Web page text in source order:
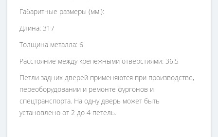
Габаритные размеры (мм.):
Длина: 317
Толщина металла: 6
Расстояние между крепежными отверстиями: 36.5
Петли задних дверей применяются при производстве,
переоборудовании и ремонте фургонов и
спецтранспорта. На одну дверь может быть
установлено от 2 до 4 петель.